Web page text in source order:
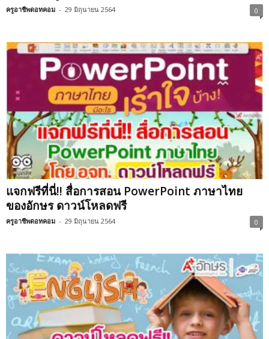
ครูอาชีพดอทคอม - 29 มิถุนายน 2564 0
แจกฟรีที่นี่!! สื่อการสอน PowerPoint ภาษาไทย
ของอักษร ดาวน์โหลดฟรี
ครูอาชีพดอทคอม - 29 มิถุนายน 2564 0